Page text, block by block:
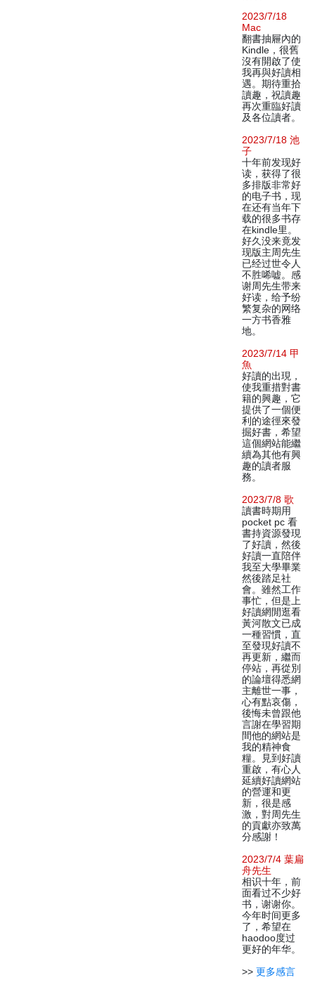
2023/7/18
Mac
翻書抽屜內的
Kindle，很舊
沒有開啟了使
我再與好讀相
遇。期待重拾
讀趣，祝讀趣
再次重臨好讀
及各位讀者。
2023/7/18 池
子
十年前发现好
读，获得了很
多排版非常好
的电子书，现
在还有当年下
载的很多书存
在kindle里。
好久没来竟发
现版主周先生
已经过世令人
不胜唏嘘。感
谢周先生带来
好读，给予纷
繁复杂的网络
一方书香雅
地。
2023/7/14 甲
魚
好讀的出現，
使我重措對書
籍的興趣，它
提供了一個便
利的途徑來發
掘好書，希望
這個網站能繼
續為其他有興
趣的讀者服
務。
2023/7/8 歌
讀書時期用
pocket pc 看
書持資源發現
了好讀，然後
好讀一直陪伴
我至大學畢業
然後踏足社
會。雖然工作
事忙，但是上
好讀網閒逛看
黃河散文已成
一種習慣，直
至發現好讀不
再更新，繼而
停站，再從別
的論壇得悉網
主離世一事，
心有點哀傷，
後悔未曾跟他
言謝在學習期
間他的網站是
我的精神食
糧。見到好讀
重啟，有心人
延續好讀網站
的營運和更
新，很是感
激，對周先生
的貢獻亦致萬
分感謝！
2023/7/4 葉扁
舟先生
相识十年，前
面看过不少好
书，谢谢你。
今年时间更多
了，希望在
haodoo度过
更好的年华。
>> 更多感言